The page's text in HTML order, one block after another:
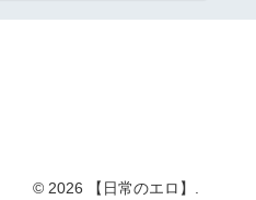
© 2026 【日常のエロ】.